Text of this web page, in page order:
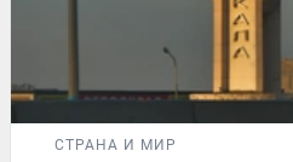
СТРАНА И МИР